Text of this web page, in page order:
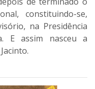
constituindo-se,
na Presidência
E assim nasceu a